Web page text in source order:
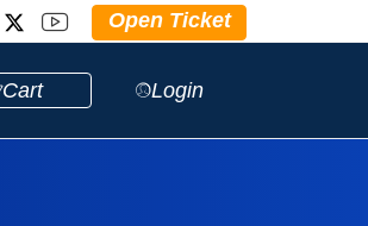
Open Ticket
Cart Login